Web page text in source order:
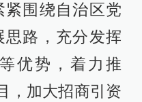
围绕自治区党
路，充分发挥
优势，着力推
，加大招商引资